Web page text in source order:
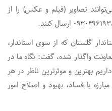
تصاویر (فیلم و عکس) را از
گلستان که از سوی استاندار،
واگذار شده، گفت: نگاه ما در
بهترین و موثرترین ناظر در هر
با فساد، بهبود و اصلاح امور